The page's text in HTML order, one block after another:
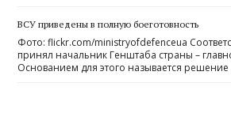
ВСУ приведены в полную боеготовность
Фото: flickr.com/ministryofdefenceua
принял начальник Генштаба страны –
Основанием для этого называется решение